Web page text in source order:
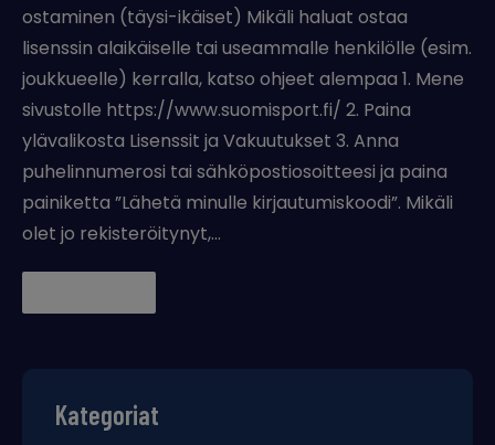
ostaminen (täysi-ikäiset) Mikäli haluat ostaa
lisenssin alaikäiselle tai useammalle henkilölle (esim.
joukkueelle) kerralla, katso ohjeet alempaa 1. Mene
sivustolle https://www.suomisport.fi/ 2. Paina
ylävalikosta Lisenssit ja Vakuutukset 3. Anna
puhelinnumerosi tai sähköpostiosoitteesi ja paina
painiketta ”Lähetä minulle kirjautumiskoodi”. Mikäli
olet jo rekisteröitynyt,…
Kategoriat